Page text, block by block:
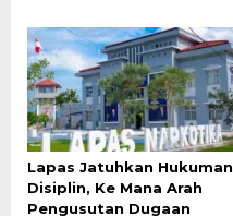
Lapas Jatuhkan Hukuman
Disiplin, Ke Mana Arah
Pengusutan Dugaan